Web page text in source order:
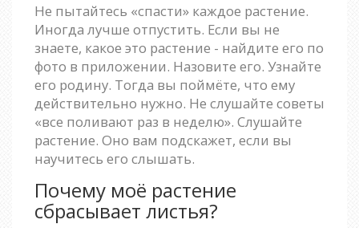
Не пытайтесь «спасти» каждое растение.
Иногда лучше отпустить. Если вы не
знаете, какое это растение - найдите его по
фото в приложении. Назовите его. Узнайте
его родину. Тогда вы поймёте, что ему
действительно нужно. Не слушайте советы
«все поливают раз в неделю». Слушайте
растение. Оно вам подскажет, если вы
научитесь его слышать.
Почему моё растение
сбрасывает листья?